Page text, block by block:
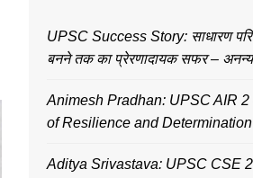
UPSC Success Story: साधारण
बनने तक का प्रेरणादायक सफर – अनन्या
Animesh Pradhan: UPSC AIR 2
of Resilience and Determination
Aditya Srivastava: UPSC CSE